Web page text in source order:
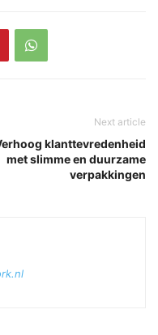
Next article
klanttevredenheid
met slimme en duurzame
verpakkingen